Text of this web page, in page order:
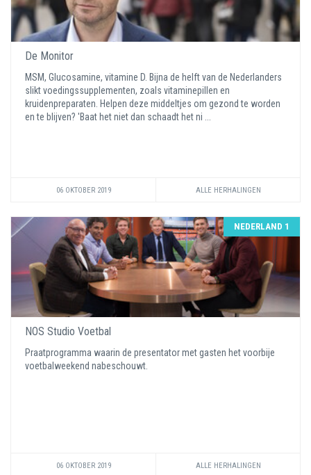
De Monitor
MSM, Glucosamine, vitamine D. Bijna de helft van de Nederlanders
slikt voedingssupplementen, zoals vitaminepillen en
kruidenpreparaten. Helpen deze middeltjes om gezond te worden
en te blijven? 'Baat het niet dan schaadt het ni ...
06 OKTOBER 2019 ALLE HERHALINGEN
NEDERLAND 1
NOS Studio Voetbal
Praatprogramma waarin de presentator met gasten het voorbije
voetbalweekend nabeschouwt.
06 OKTOBER 2019 ALLE HERHALINGEN